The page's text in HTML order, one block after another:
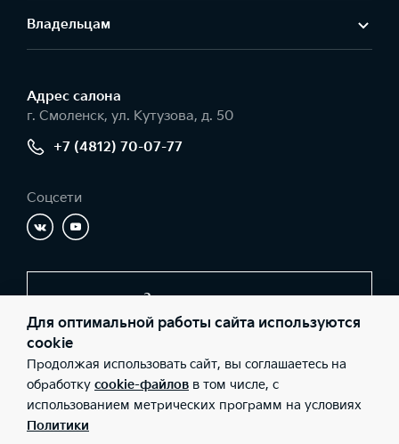
Владельцам
Адрес салонa
г. Смоленск, ул. Кутузова, д. 50
+7 (4812) 70-07-77
Соцсети
Заказать звонок
© 2026 Юридические лица ООО «КИА Центр Смоленск»
(Фактический адрес: г. Смоленск, ул. Кутузова, д. 50; Телефон:
+7 (4812) 70-07-77; ИНН: 6729045353; ОГРН: 1086731010937),
ООО «Киа Россия и СНГ» (Фактический адрес: г.Москва, Валовая
26; Телефон: 8 800 301 08 80; ИНН: 7728674093; ОГРН:
5087746291760) ведут деятельность на территории РФ в
Для оптимальной работы сайта используются
cookie
Продолжая использовать сайт, вы соглашаетесь на
обработку cookie-файлов в том числе, с
использованием метрических программ на условиях
Политики